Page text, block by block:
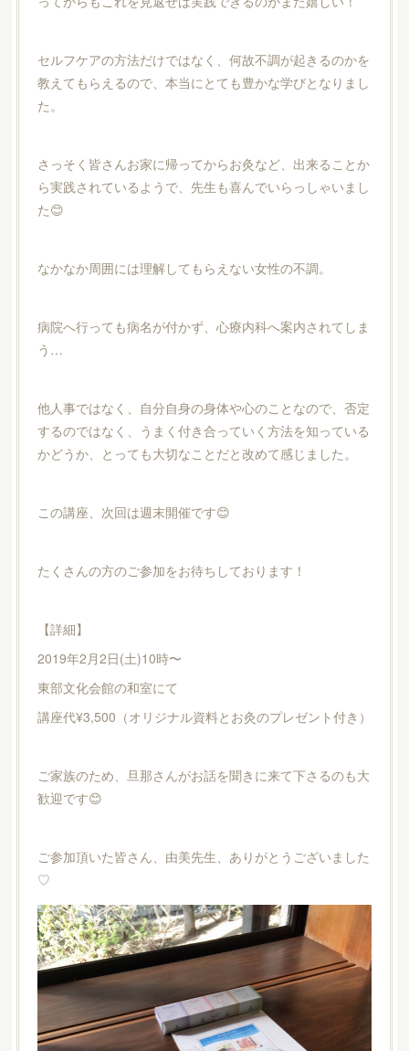
セルフケアの方法だけではなく、何故不調が起きるのかを
教えてもらえるので、本当にとても豊かな学びとなりまし
た。
さっそく皆さんお家に帰ってからお灸など、出来ることか
ら実践されているようで、先生も喜んでいらっしゃいまし
た😊
なかなか周囲には理解してもらえない女性の不調。
病院へ行っても病名が付かず、心療内科へ案内されてしま
う…
他人事ではなく、自分自身の身体や心のことなので、否定
するのではなく、うまく付き合っていく方法を知っている
かどうか、とっても大切なことだと改めて感じました。
この講座、次回は週末開催です😊
たくさんの方のご参加をお待ちしております！
【詳細】
2019年2月2日(土)10時〜
東部文化会館の和室にて
講座代¥3,500（オリジナル資料とお灸のプレゼント付き）
ご家族のため、旦那さんがお話を聞きに来て下さるのも大
歓迎です😊
ご参加頂いた皆さん、由美先生、ありがとうございました
♡